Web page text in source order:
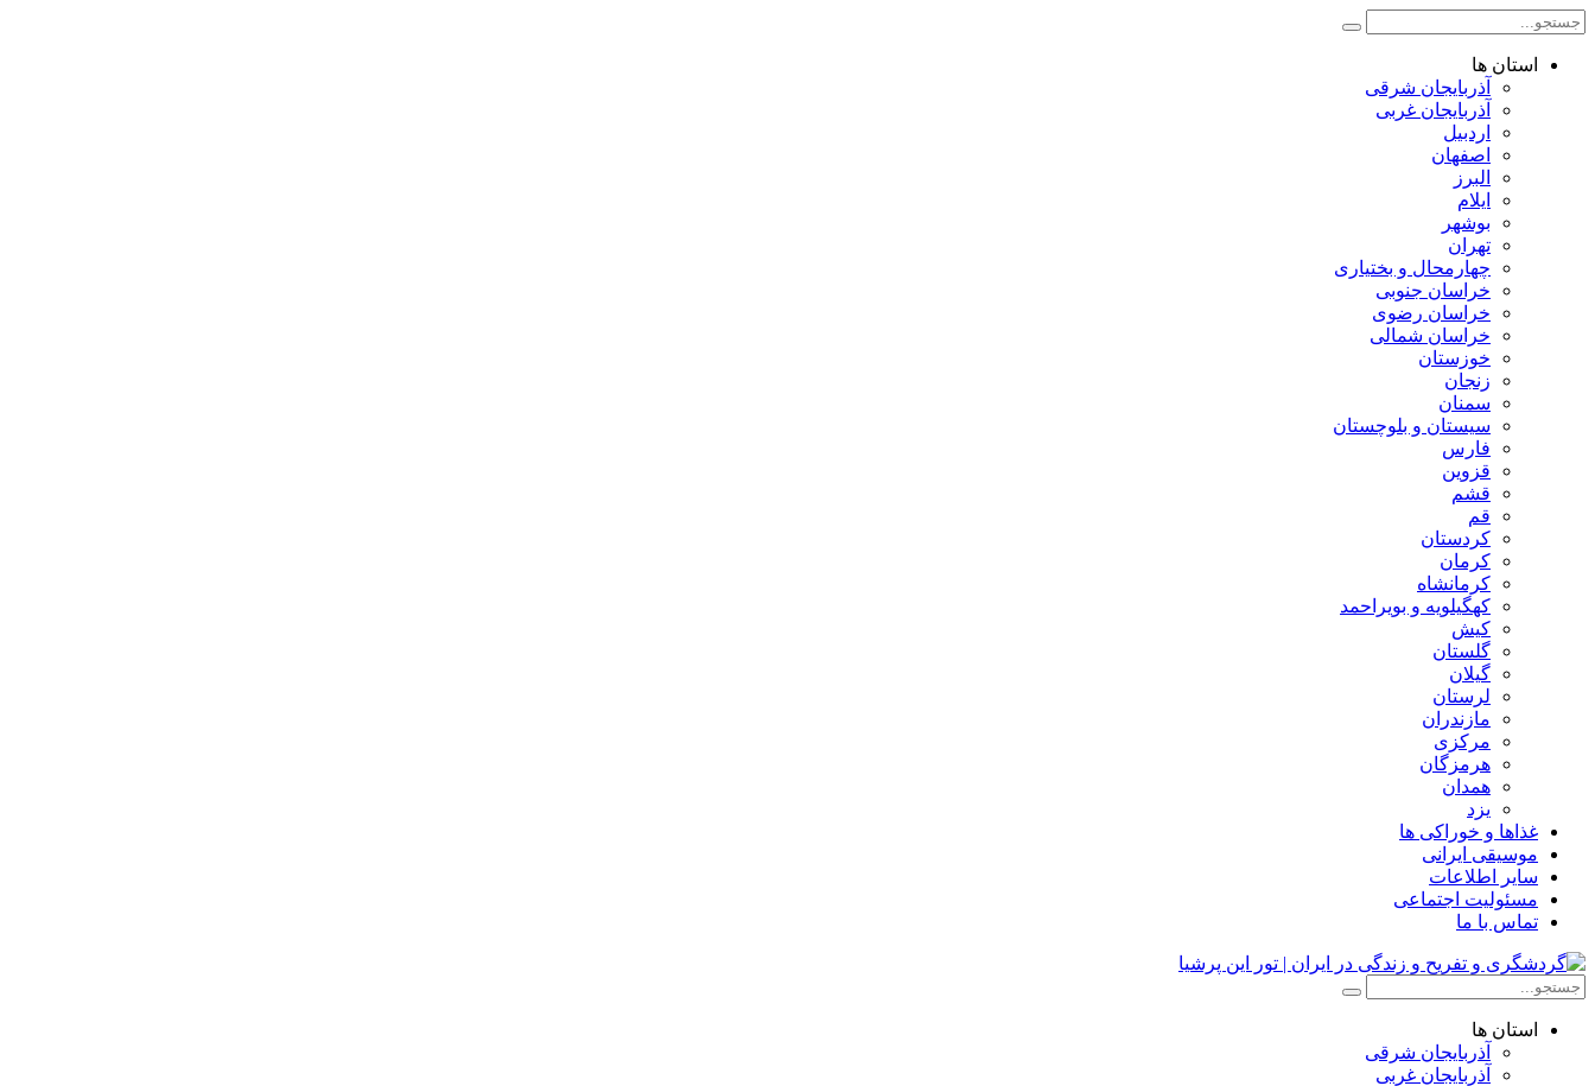
استان ها
آذربایجان شرقی
آذربایجان غربی
اردبیل
اصفهان
البرز
ایلام
بوشهر
تهران
چهارمحال و بختیاری
خراسان جنوبی
خراسان رضوی
خراسان شمالی
خوزستان
زنجان
سمنان
سیستان و بلوچستان
فارس
قزوین
قشم
قم
کردستان
کرمان
کرمانشاه
کهگیلویه و بویراحمد
کیش
گلستان
گیلان
لرستان
مازندران
مرکزی
هرمزگان
همدان
یزد
غذاها و خوراکی ها
موسیقی ایرانی
سایر اطلاعات
مسئولیت اجتماعی
تماس با ما
استان ها
آذربایجان شرقی
آذربایجان غربی